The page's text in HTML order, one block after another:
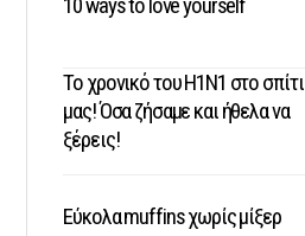
10 ways to love yourself
Το χρονικό του Η1Ν1 στο σπίτι
μας! Όσα ζήσαμε και ήθελα να
ξέρεις!
Εύκολα muffins χωρίς μίξερ